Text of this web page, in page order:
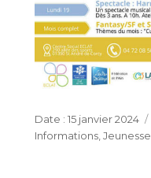
Publié
le
15 janvier 2024
Informations, Jeunesse